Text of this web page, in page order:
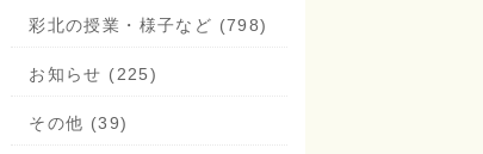
彩北の授業・様子など (798)
お知らせ (225)
その他 (39)